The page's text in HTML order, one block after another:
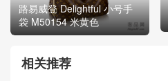
路易威登 Delightful 小号手
袋 M50154 米黄色
相关推荐